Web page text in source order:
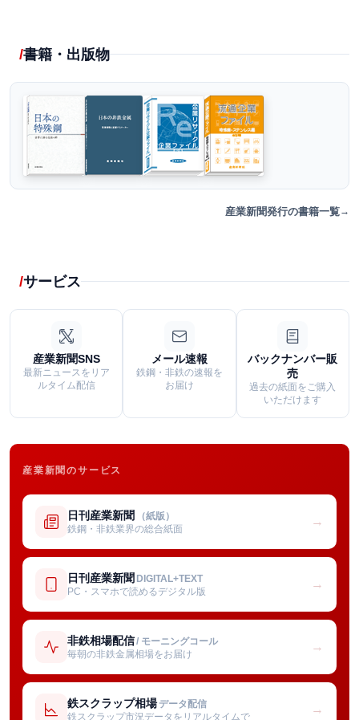
書籍・出版物
産業新聞発行の書籍一覧
サービス
産業新聞SNS
最新ニュースをリア
ルタイム配信
メール速報
鉄鋼・非鉄の速報を
お届け
バックナンバー販
売
過去の紙面をご購入
いただけます
産業新聞のサービス
日刊産業新聞 （紙版）
鉄鋼・非鉄業界の総合紙面
→
日刊産業新聞 DIGITAL+TEXT
PC・スマホで読めるデジタル版
→
非鉄相場配信/ モーニングコール
毎朝の非鉄金属相場をお届け
→
鉄スクラップ相場 データ配信
鉄スクラップ市況データをリアルタイムで
→